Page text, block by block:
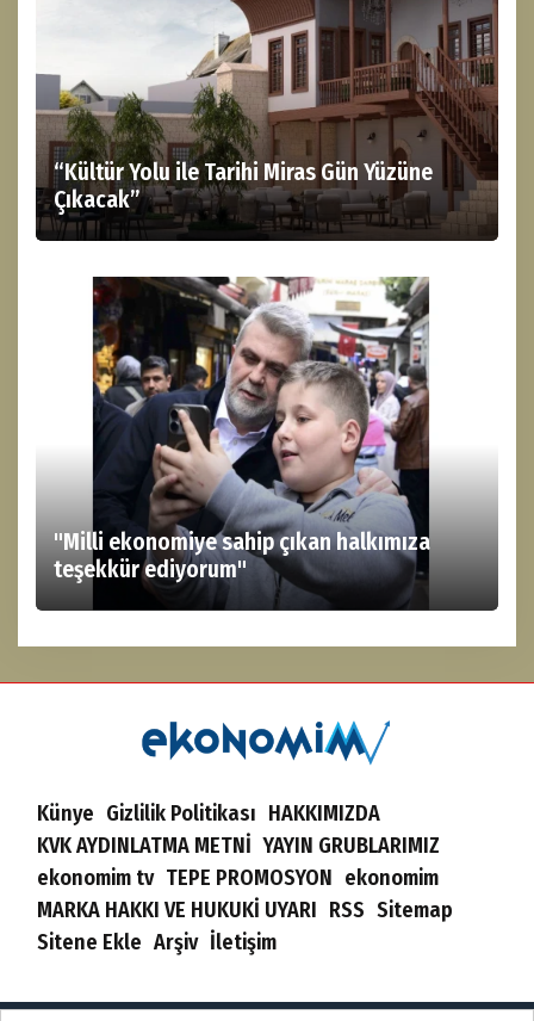
“Kültür Yolu ile Tarihi Miras Gün Yüzüne
Çıkacak”
"Milli ekonomiye sahip çıkan halkımıza
teşekkür ediyorum"
Künye Gizlilik Politikası HAKKIMIZDA
KVK AYDINLATMA METNİ YAYIN GRUBLARIMIZ
ekonomim tv TEPE PROMOSYON ekonomim
MARKA HAKKI VE HUKUKİ UYARI RSS Sitemap
Sitene Ekle Arşiv İletişim